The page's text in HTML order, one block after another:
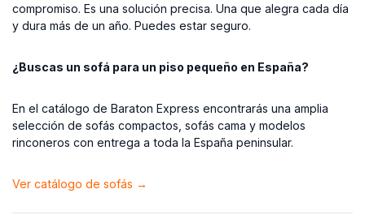
compromiso. Es una solución precisa. Una que alegra cada día
y dura más de un año. Puedes estar seguro.
¿Buscas un sofá para un piso pequeño en España?
En el catálogo de Baraton Express encontrarás una amplia
selección de sofás compactos, sofás cama y modelos
rinconeros con entrega a toda la España peninsular.
Ver catálogo de sofás →